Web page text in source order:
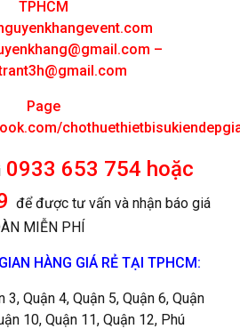
TPHCM
–
Page
0933 653 754 hoặc
để được tư vấn và nhận báo giá
MIỄN PHÍ
HÀNG GIÁ RẺ TẠI TPHCM:
3, Quận 4, Quận 5, Quận 6, Quận
10, Quận 11, Quận 12, Phú